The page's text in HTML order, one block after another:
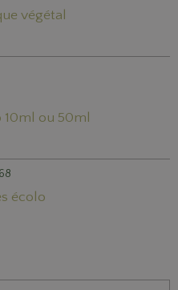
végétal
10ml ou 50ml
écolo